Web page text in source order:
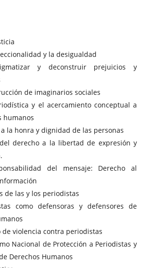
y la desigualdad
y deconstruir prejuicios y
de imaginarios sociales
y el acercamiento conceptual a
humanos
la honra y dignidad de las personas
derecho a la libertad de expresión y
del mensaje: Derecho al
de las y los periodistas
como defensoras y defensores de
de violencia contra periodistas
Nacional de Protección a Periodistas y
Derechos Humanos